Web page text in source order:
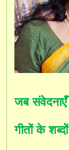
जब
गीतों के